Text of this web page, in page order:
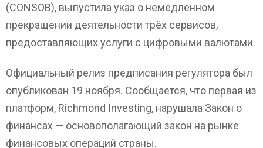
(CONSOB), выпустила указ о немедленном
прекращении деятельности трёх сервисов,
предоставляющих услуги с цифровыми валютами.
Официальный релиз предписания регулятора был
опубликован 19 ноября. Сообщается, что первая из
платформ, Richmond Investing, нарушала Закон о
финансах — основополагающий закон на рынке
финансовых операций страны.